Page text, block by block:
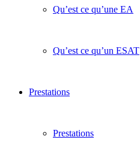
Qu’est ce qu’une EA
Qu’est ce qu’un ESAT
Prestations
Prestations